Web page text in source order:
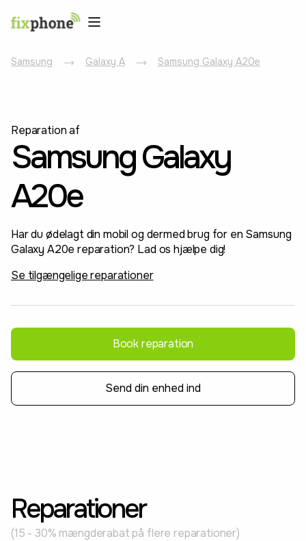
Samsung Galaxy A Samsung Galaxy A20e
Reparation af
Samsung Galaxy
A20e
Har du ødelagt din mobil og dermed brug for en Samsung
Galaxy A20e reparation? Lad os hjælpe dig!
Se tilgængelige reparationer
Book reparation
Send din enhed ind
Reparationer
(15 - 30% mængderabat på flere reparationer)